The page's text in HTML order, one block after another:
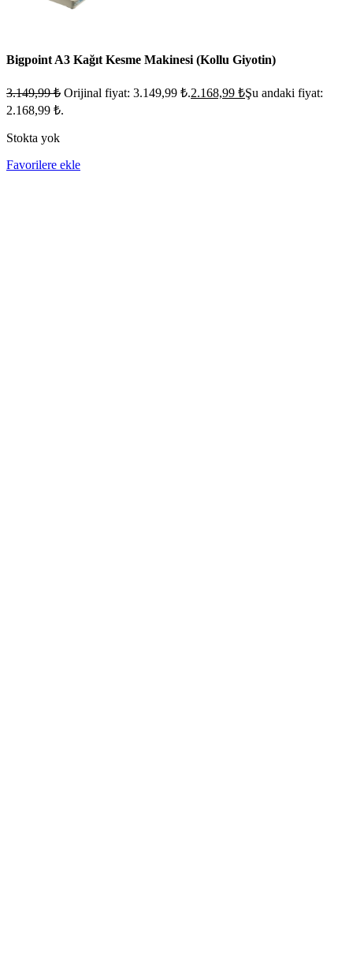
Bigpoint A3 Kağıt Kesme Makinesi (Kollu Giyotin)
3.149,99₺ Orijinal fiyat: 3.149,99 ₺.2.168,99 ₺Şu andaki fiyat:
2.168,99 ₺.
Stokta yok
Favorilere ekle